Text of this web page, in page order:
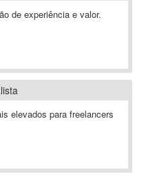
de experiência e valor.
elevados para freelancers